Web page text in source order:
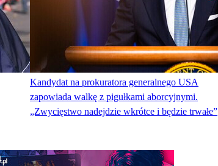
Kandydat na prokuratora generalnego USA
zapowiada walkę z pigułkami aborcyjnymi.
„Zwycięstwo nadejdzie wkrótce i będzie trwałe”